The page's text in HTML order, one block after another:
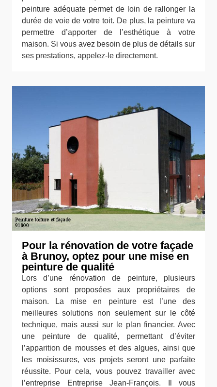
peinture adéquate permet de loin de rallonger la
durée de voie de votre toit. De plus, la peinture va
permettre d’apporter de l’esthétique à votre
maison. Si vous avez besoin de plus de détails sur
ses prestations, appelez-le directement.
Pour la rénovation de votre façade
à Brunoy, optez pour une mise en
peinture de qualité
Lors d’une rénovation de peinture, plusieurs
options sont proposées aux propriétaires de
maison. La mise en peinture est l’une des
meilleures solutions non seulement sur le côté
technique, mais aussi sur le plan financier. Avec
une peinture de qualité, permettant d’éviter
l’apparition de mousses et des algues, ainsi que
les moisissures, vos projets seront une parfaite
réussite. Pour cela, vous pouvez travailler avec
l’entreprise Entreprise Jean-François. Il vous